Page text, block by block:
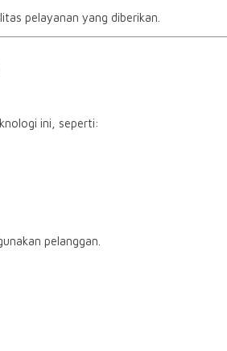
pelayanan yang diberikan.
ini, seperti:
pelanggan.